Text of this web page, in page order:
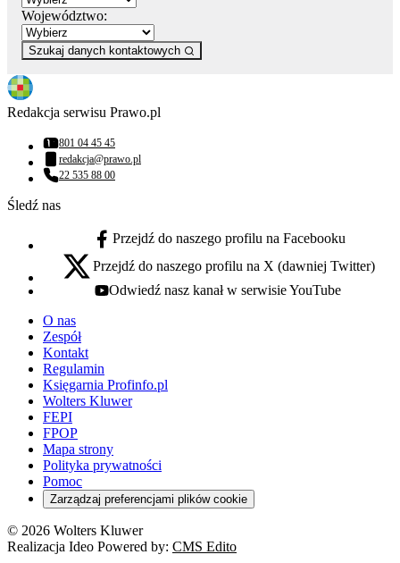
Województwo:
Szukaj danych kontaktowych
Redakcja serwisu Prawo.pl
Numer telefonu:
801 04 45 45
Adres email:
redakcja@prawo.pl
Numer telefonu:
22 535 88 00
Śledź nas
facebook - otwiera się w nowej karcie
Przejdź do naszego profilu na Facebooku
x - otwiera się w nowej karcie
Przejdź do naszego profilu na X (dawniej Twitter)
youtube - otwiera się w nowej karcie
Odwiedź nasz kanał w serwisie YouTube
O nas
Zespół
Kontakt
Regulamin
Księgarnia Profinfo.pl
Wolters Kluwer
FEPI
FPOP
Mapa strony
Polityka prywatności
Pomoc
Zarządzaj preferencjami plików cookie
© 2026 Wolters Kluwer
Realizacja Ideo Powered by: CMS Edito